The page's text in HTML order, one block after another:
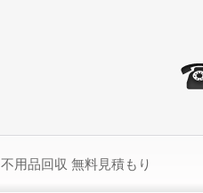
不用品回収 無料見積もり